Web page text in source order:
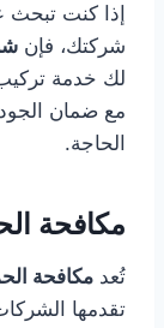
إذا كنت تبحث
شركتك، فإن
لك خدمة
مع ضمان
الحاجة.
مكافحة
تُعد مكافحة
تقدمها